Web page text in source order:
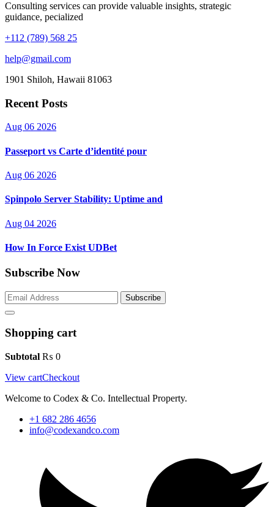
Consulting services can provide valuable insights, strategic
guidance, pecialized
+112 (789) 568 25
help@gmail.com
1901 Shiloh, Hawaii 81063
Recent Posts
Aug 06 2026
Passeport vs Carte d’identité pour
Aug 06 2026
Spinpolo Server Stability: Uptime and
Aug 04 2026
How In Force Exist UDBet
Subscribe Now
Subscribe
Shopping cart
Subtotal ₨ 0
View cartCheckout
Welcome to Codex & Co. Intellectual Property.
+1 682 286 4656
info@codexandco.com